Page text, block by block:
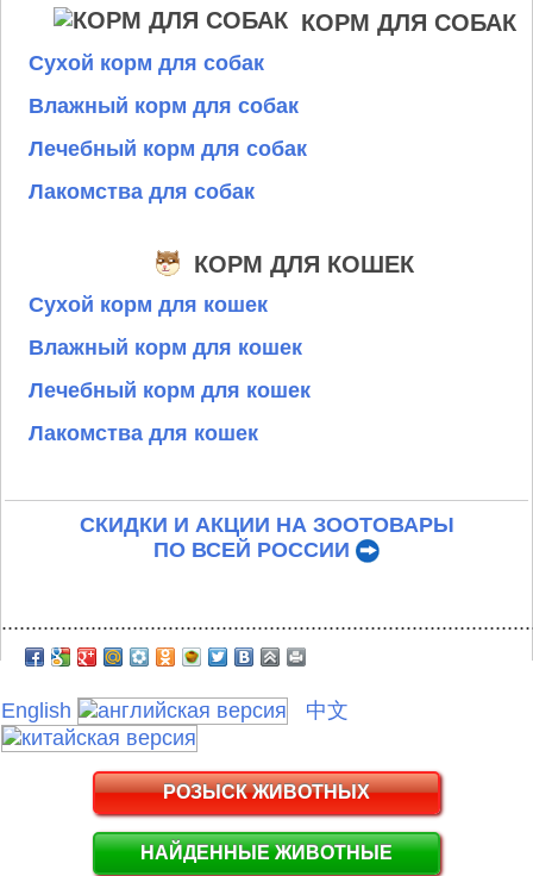
КОРМ ДЛЯ СОБАК
Сухой корм для собак
Влажный корм для собак
Лечебный корм для собак
Лакомства для собак
КОРМ ДЛЯ КОШЕК
Сухой корм для кошек
Влажный корм для кошек
Лечебный корм для кошек
Лакомства для кошек
СКИДКИ И АКЦИИ НА ЗООТОВАРЫ
ПО ВСЕЙ РОССИИ
English 中文
РОЗЫСК ЖИВОТНЫХ
НАЙДЕННЫЕ ЖИВОТНЫЕ